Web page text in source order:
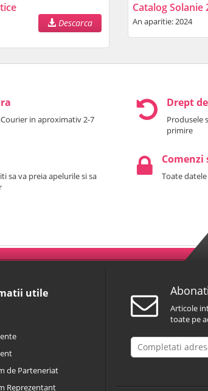
Descarca
Catalog Solanie
An aparitie: 2024
in aproximativ 2-7
Drept
Produsele
primire
sa va preia apelurile si sa
Comenzi
Toate
utile
de Parteneriat
Reprezentant
Articole
toate pe